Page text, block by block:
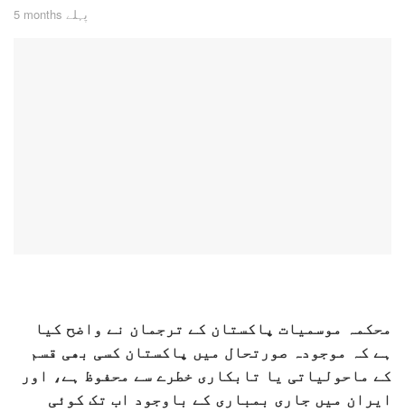
5 months پہلے
محکمہ موسمیات پاکستان کے ترجمان نے واضح کیا
ہے کہ موجودہ صورتحال میں پاکستان کسی بھی قسم
کے ماحولیاتی یا تابکاری خطرے سے محفوظ ہے، اور
ایران میں جاری بمباری کے باوجود اب تک کوئی